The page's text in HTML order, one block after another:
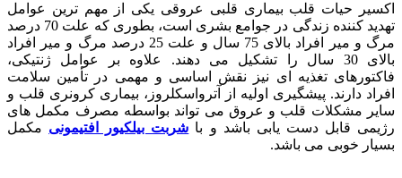
اکسیر حیات قلب بیماری قلبی عروقی یکی از مهم ترین عوامل
تهدید کننده زندگی در جوامع بشری است، بطوری که علت 70 درصد
مرگ و میر افراد بالای 75 سال و علت 25 درصد مرگ و میر افراد
بالای 30 سال را تشکیل می دهند. علاوه بر عوامل ژنتیکی،
فاکتورهای تغذیه ای نیز نقش اساسی و مهمی در تأمین سلامت
افراد دارند. پیشگیری اولیه از آترواسکلروز، بیماری کرونری قلب و
سایر مشکلات قلب و عروق می تواند بواسطه مصرف مکمل های
رژیمی قابل دست یابی باشد و با شربت بیلکیور افتیمونی مکمل
بسیار خوبی می باشد.